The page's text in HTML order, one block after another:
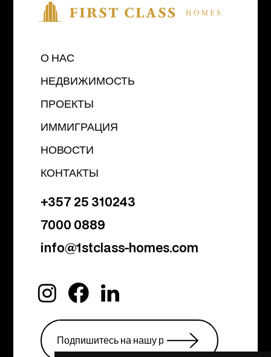
О НАС
НЕДВИЖИМОСТЬ
ПРОЕКТЫ
ИММИГРАЦИЯ
НОВОСТИ
КОНТАКТЫ
+357 25 310243
7000 0889
info@1stclass-homes.com